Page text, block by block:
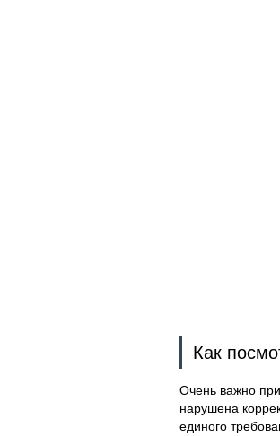
Как
Очень важно
нарушена
единого